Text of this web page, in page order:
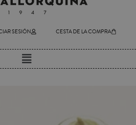
SESIÓN CESTA DE LA COMPRA